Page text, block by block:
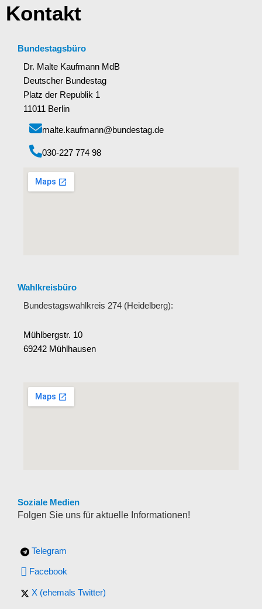
Kontakt
Bundestagsbüro
Dr. Malte Kaufmann MdB
Deutscher Bundestag
Platz der Republik 1
11011 Berlin
malte.kaufmann@bundestag.de
‭030-227 774 98‬
Wahlkreisbüro
Bundestagswahlkreis 274 (Heidelberg):
Mühlbergstr. 10
69242 Mühlhausen
Soziale Medien
Folgen Sie uns für aktuelle Informationen!
Telegram
Facebook
X (ehemals Twitter)